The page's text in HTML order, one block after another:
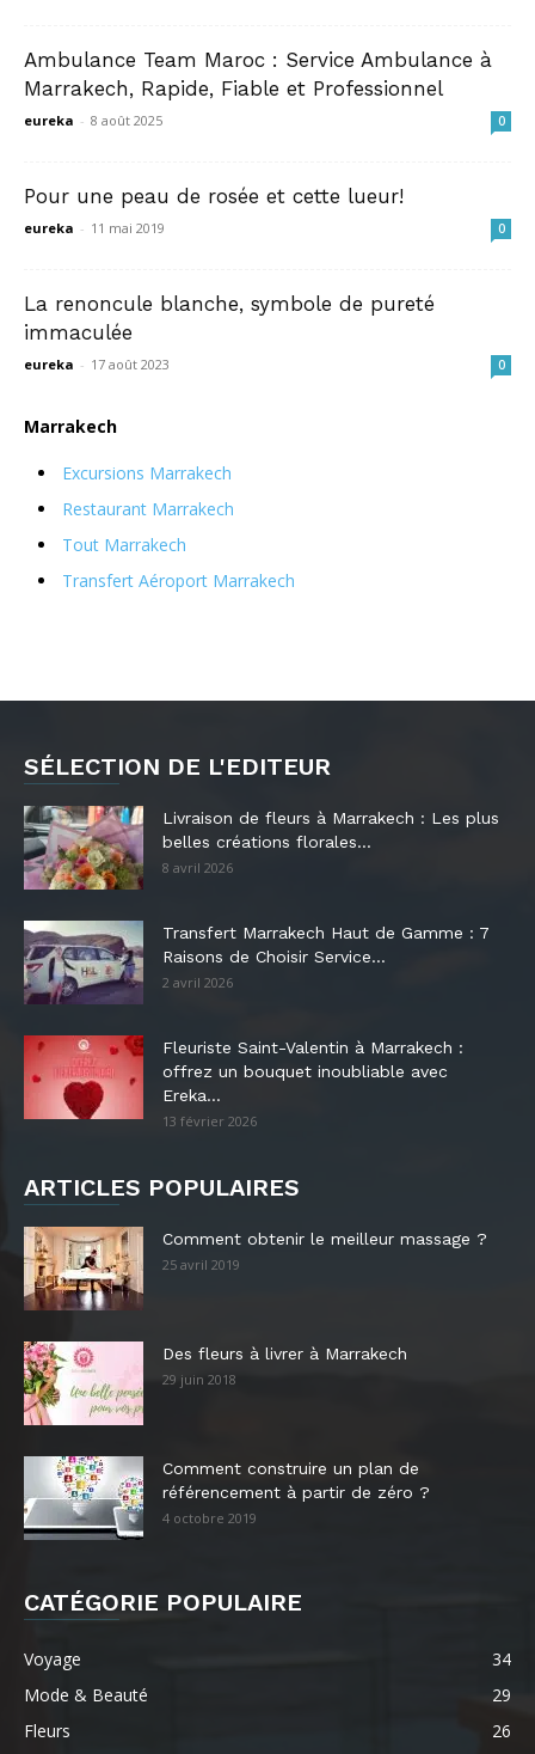
Ambulance Team Maroc : Service Ambulance à
Marrakech, Rapide, Fiable et Professionnel
eureka - 8 août 2025 0
Pour une peau de rosée et cette lueur!
eureka - 11 mai 2019 0
La renoncule blanche, symbole de pureté
immaculée
eureka - 17 août 2023 0
Marrakech
Excursions Marrakech
Restaurant Marrakech
Tout Marrakech
Transfert Aéroport Marrakech
SÉLECTION DE L'EDITEUR
Livraison de fleurs à Marrakech : Les plus
belles créations florales...
8 avril 2026
Transfert Marrakech Haut de Gamme : 7
Raisons de Choisir Service...
2 avril 2026
Fleuriste Saint-Valentin à Marrakech :
offrez un bouquet inoubliable avec
Ereka...
13 février 2026
ARTICLES POPULAIRES
Comment obtenir le meilleur massage ?
25 avril 2019
Des fleurs à livrer à Marrakech
29 juin 2018
Comment construire un plan de
référencement à partir de zéro ?
4 octobre 2019
CATÉGORIE POPULAIRE
Voyage
34
Mode & Beauté
29
Fleurs
26